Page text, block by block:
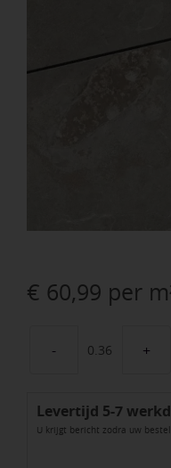
€ 60,99 per
KERAM.
TAUPE
TRE
Levertijd 5-7
U krijgt bericht zodra uw